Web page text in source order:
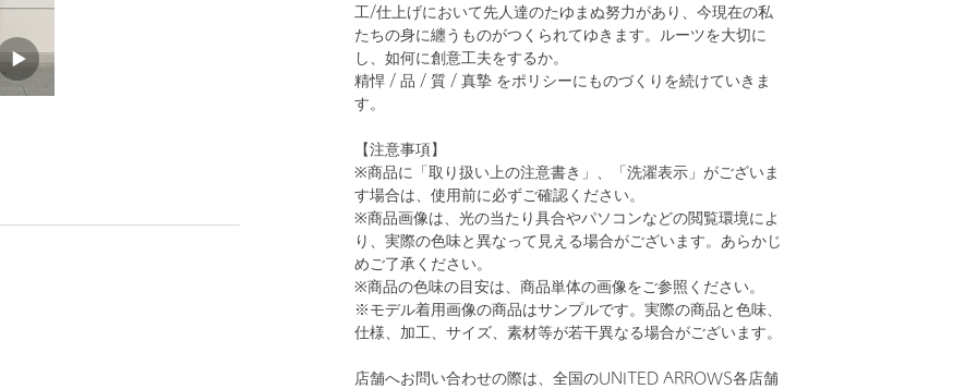
工/仕上げにおいて先人達のたゆまぬ努力があり、今現在の私
たちの身に纏うものがつくられてゆきます。ルーツを大切に
し、如何に創意工夫をするか。
精悍 / 品 / 質 / 真摯 をポリシーにものづくりを続けていきま
す。
【注意事項】
※商品に「取り扱い上の注意書き」、「洗濯表示」がございま
す場合は、使用前に必ずご確認ください。
※商品画像は、光の当たり具合やパソコンなどの閲覧環境によ
り、実際の色味と異なって見える場合がございます。あらかじ
めご了承ください。
※商品の色味の目安は、商品単体の画像をご参照ください。
※モデル着用画像の商品はサンプルです。実際の商品と色味、
仕様、加工、サイズ、素材等が若干異なる場合がございます。
店舗へお問い合わせの際は、全国のUNITED ARROWS各店舗